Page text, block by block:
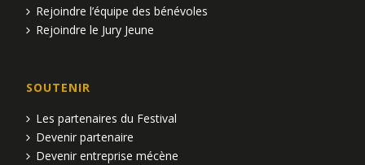
Rejoindre l’équipe des bénévoles
Rejoindre le Jury Jeune
SOUTENIR
Les partenaires du Festival
Devenir partenaire
Devenir entreprise mécène